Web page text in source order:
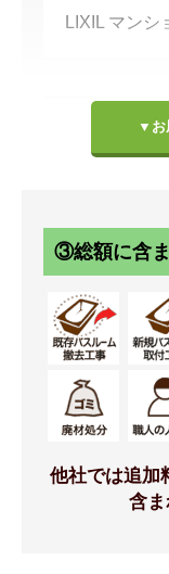
▼お
LIXIL マン
②浴室周り
キレイサーモフロ
[ホワイト/N86]
標準仕様モ
③総額に含
他社では追加
含